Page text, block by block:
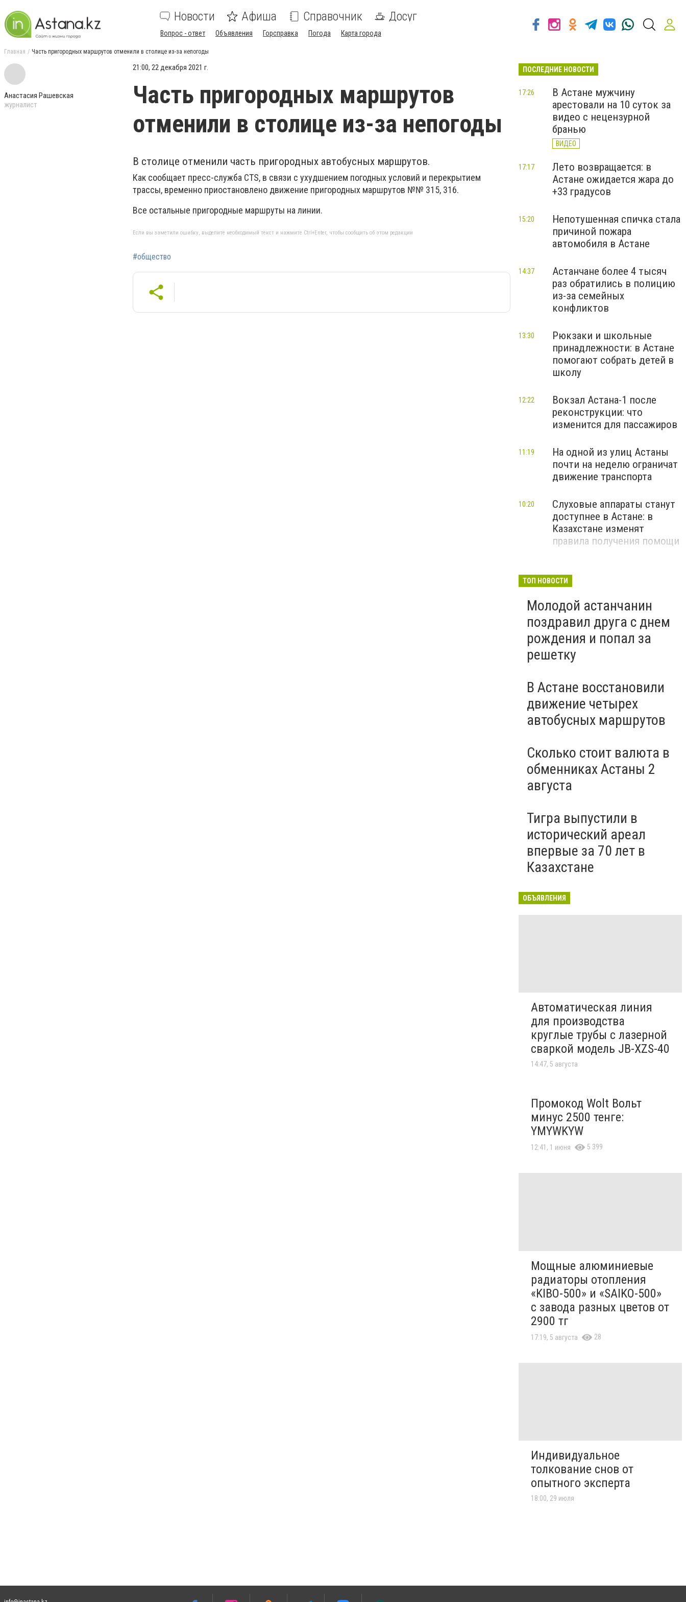
Новости Афиша Справочник Досуг
Вопрос - ответ Объявления Горсправка Погода Карта города
Главная Часть пригородных маршрутов отменили в столице из-за непогоды
Анастасия Рашевская
журналист
21:00, 22 декабря 2021 г.
Часть пригородных маршрутов
отменили в столице из-за непогоды
В столице отменили часть пригородных автобусных маршрутов.
Как сообщает пресс-служба CTS, в связи с ухудшением погодных условий и перекрытием
трассы, временно приостановлено движение пригородных маршрутов №№ 315, 316.
Все остальные пригородные маршруты на линии.
Если вы заметили ошибку, выделите необходимый текст и нажмите Ctrl+Enter, чтобы сообщить об этом редакции
#общество
ПОСЛЕДНИЕ НОВОСТИ
В Астане мужчину
арестовали на 10 суток за
видео с нецензурной
бранью
ВИДЕО
17:26
Лето возвращается: в
Астане ожидается жара до
+33 градусов
17:17
Непотушенная спичка стала
причиной пожара
автомобиля в Астане
15:20
Астанчане более 4 тысяч
раз обратились в полицию
из-за семейных
конфликтов
14:37
Рюкзаки и школьные
принадлежности: в Астане
помогают собрать детей в
школу
13:30
Вокзал Астана-1 после
реконструкции: что
изменится для пассажиров
12:22
На одной из улиц Астаны
почти на неделю ограничат
движение транспорта
11:19
Слуховые аппараты станут
доступнее в Астане: в
Казахстане изменят
правила получения помощи
10:20
ТОП НОВОСТИ
Молодой астанчанин
поздравил друга с днем
рождения и попал за
решетку
В Астане восстановили
движение четырех
автобусных маршрутов
Сколько стоит валюта в
обменниках Астаны 2
августа
Тигра выпустили в
исторический ареал
впервые за 70 лет в
Казахстане
ОБЪЯВЛЕНИЯ
Автоматическая линия
для производства
круглые трубы с лазерной
сваркой модель JB-XZS-40
14:47, 5 августа
Промокод Wolt Вольт
минус 2500 тенге:
YMYWKYW
12:41, 1 июня 5 399
Мощные алюминиевые
радиаторы отопления
«KIBO-500» и «SAIKO-500»
с завода разных цветов от
2900 тг
17:19, 5 августа 28
Индивидуальное
толкование снов от
опытного эксперта
18:00, 29 июля